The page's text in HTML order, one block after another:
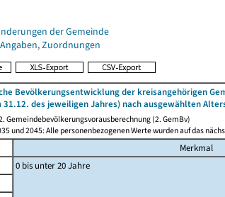
der Gemeinde
Zuordnungen
Bevölkerungsentwicklung der kreisangehörigen
31.12. des jeweiligen Jahres) nach ausgewählten
Gemeindebevölkerungsvorausberechnung (2. GemBv)
und 2045: Alle personenbezogenen Werte wurden auf das
Merkmal
0 bis unter 20 Jahre